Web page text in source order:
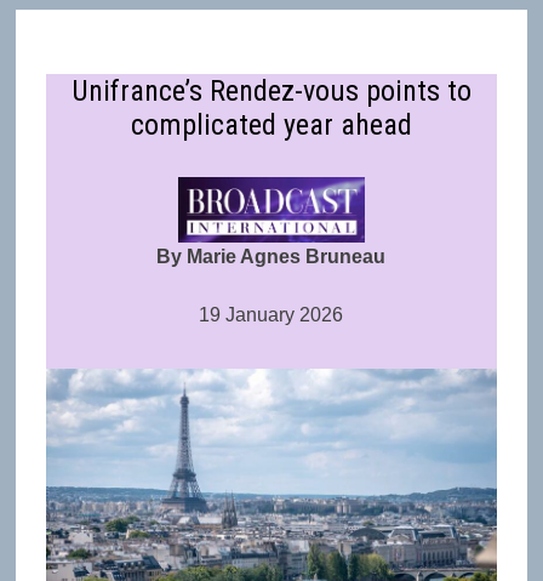
Unifrance’s Rendez-vous points to
complicated year ahead
By Marie Agnes Bruneau
19 January 2026